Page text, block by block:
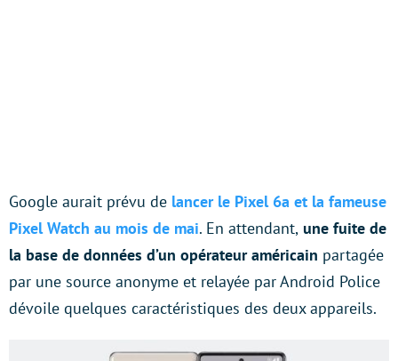
Google aurait prévu de lancer le Pixel 6a et la fameuse
Pixel Watch au mois de mai. En attendant, une fuite de
la base de données d’un opérateur américain partagée
par une source anonyme et relayée par Android Police
dévoile quelques caractéristiques des deux appareils.